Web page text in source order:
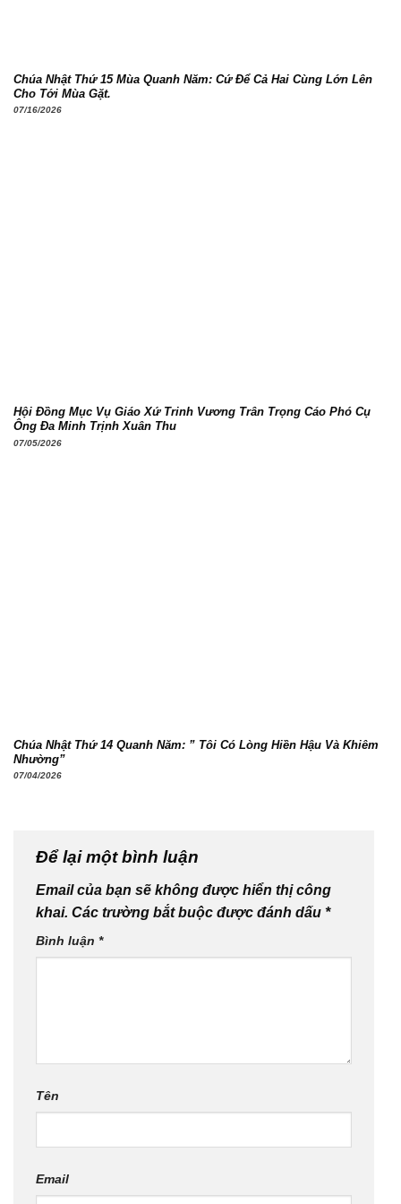
Chúa Nhật Thứ 15 Mùa Quanh Năm: Cứ Để Cả Hai Cùng Lớn Lên
Cho Tới Mùa Gặt.
07/16/2026
Hội Đồng Mục Vụ Giáo Xứ Trinh Vương Trân Trọng Cáo Phó Cụ
Ông Đa Minh Trịnh Xuân Thu
07/05/2026
Chúa Nhật Thứ 14 Quanh Năm: ” Tôi Có Lòng Hiền Hậu Và Khiêm
Nhường”
07/04/2026
Để lại một bình luận
Email của bạn sẽ không được hiển thị công
khai. Các trường bắt buộc được đánh dấu *
Bình luận *
Tên
Email